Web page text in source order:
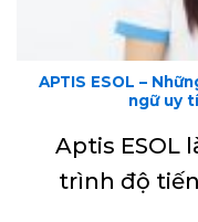
APTIS ESOL –
ngữ uy
Aptis ESOL
trình độ